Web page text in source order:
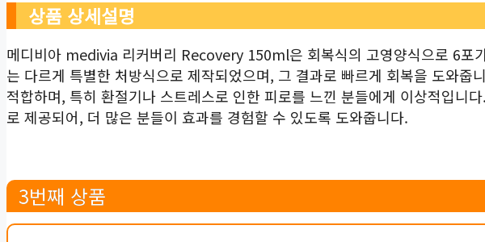
상품 상세설명
메디비아 medivia 리커버리 Recovery 150ml은 회복식의 고영양식으로 6포
는 다르게 특별한 처방식으로 제작되었으며, 그 결과로 빠르게 회복을 도와줍
적합하며, 특히 환절기나 스트레스로 인한 피로를 느낀 분들에게 이상적입니
로 제공되어, 더 많은 분들이 효과를 경험할 수 있도록 도와줍니다.
3번째 상품